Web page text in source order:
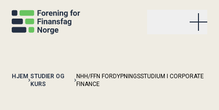
FFN kurs i avansert renteforvaltning
HJEM STUDIER OG
KURS
NHH/FFN FORDYPNINGSSTUDIUM I CORPORATE
FINANCE